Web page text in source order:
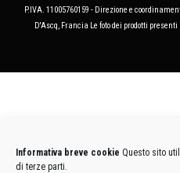
Informativa breve cookie Questo sito
di terze parti.
P.IVA. 11005760159 - Direzione e
D'Ascq, Francia Le foto dei prodotti